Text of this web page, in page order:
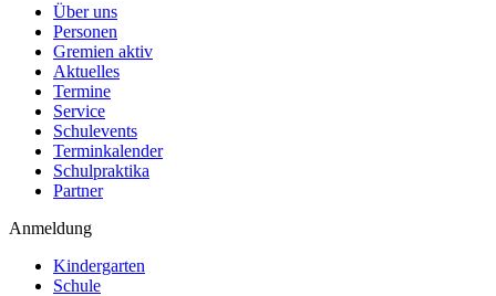
Über uns
Personen
Gremien aktiv
Aktuelles
Termine
Service
Schulevents
Terminkalender
Schulpraktika
Partner
Anmeldung
Kindergarten
Schule